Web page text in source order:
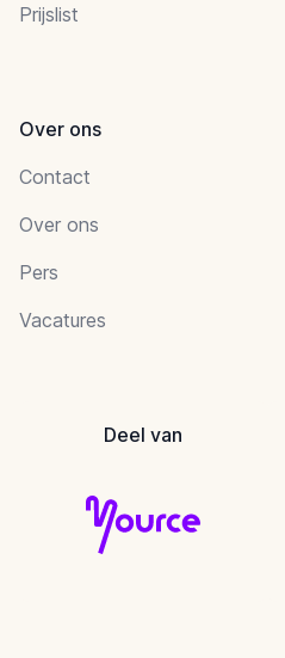
Prijslist
Over ons
Contact
Over ons
Pers
Vacatures
Deel van